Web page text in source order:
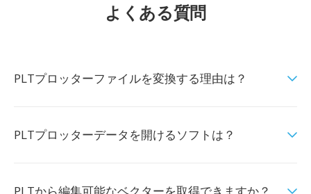
よくある質問
PLTプロッターファイルを変換する理由は？
PLTプロッターデータを開けるソフトは？